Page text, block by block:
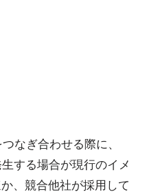
なぎ合わせる際に、
する場合が現行のイメ
、競合他社が採用して